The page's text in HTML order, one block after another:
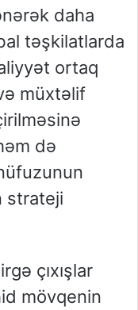
daha
təşkilatlarda
ortaq
müxtəlif
də
strateji
çıxışlar
mövqenin